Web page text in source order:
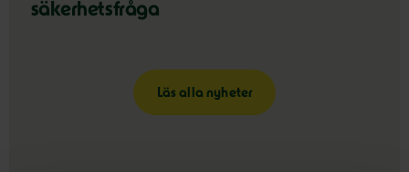
säkerhetsfråga
Läs alla nyheter